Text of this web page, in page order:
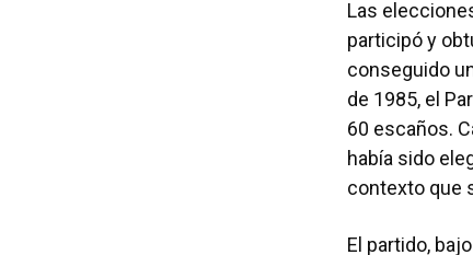
Las
participó y
conseguido
de 1985, el
60 escaños.
había sido
contexto que
El partido,